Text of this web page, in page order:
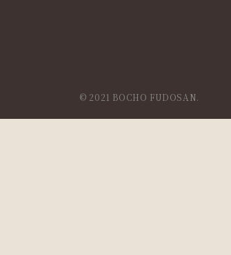
© 2021 BOCHO FUDOSAN.